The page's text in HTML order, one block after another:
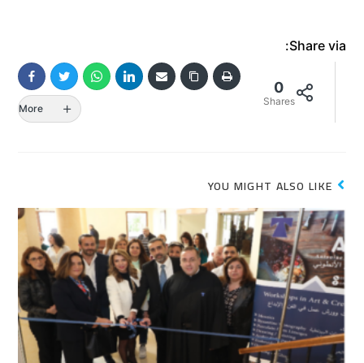
Share via:
0
Shares
More
YOU MIGHT ALSO LIKE